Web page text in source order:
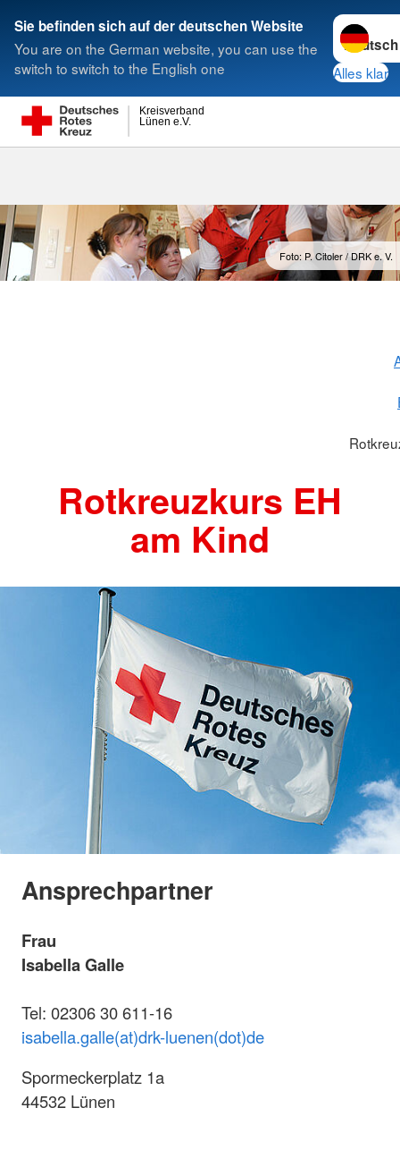
Sie befinden sich auf der deutschen Website
You are on the German website, you can use the
switch to switch to the English one
Sprache
Alles klar
Lünen e.V.
Kreisverband
Suche
Foto: P. Citoler / DRK e. V.
Rotkreuzkurs EH
am Kind
Ansprechpartner
Frau
Isabella Galle
Tel: 02306 30 611-16
isabella.galle(at)drk-luenen(dot)de
Spormeckerplatz 1a
44532 Lünen